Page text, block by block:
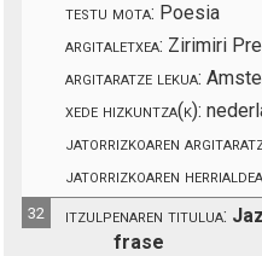
testu mota: Poesia
argitaletxea: Zirimiri
argitaratze lekua:
xede hizkuntza(k):
jatorrizkoaren
jatorrizkoaren
32 itzulpenaren titulua:
frase